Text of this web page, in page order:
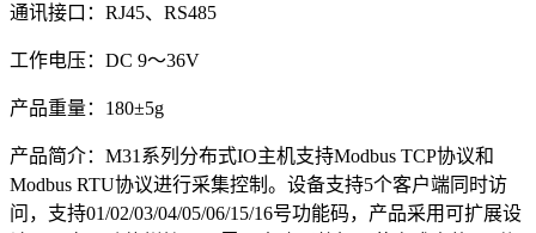
通讯接口：RJ45、RS485
工作电压：DC 9～36V
产品重量：180±5g
产品简介：M31系列分布式IO主机支持Modbus TCP协议和
Modbus RTU协议进行采集控制。设备支持5个客户端同时访
问，支持01/02/03/04/05/06/15/16号功能码，产品采用可扩展设